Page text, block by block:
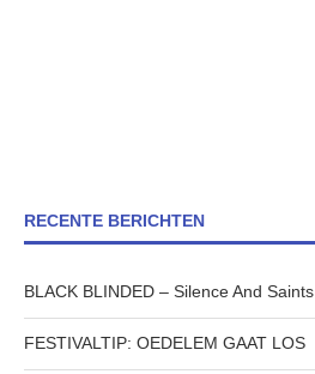
RECENTE BERICHTEN
BLACK BLINDED – Silence And Saints
FESTIVALTIP: OEDELEM GAAT LOS